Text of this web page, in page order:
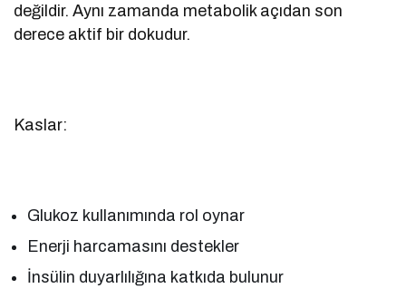
değildir. Aynı zamanda metabolik açıdan son
derece aktif bir dokudur.
Kaslar:
Glukoz kullanımında rol oynar
Enerji harcamasını destekler
İnsülin duyarlılığına katkıda bulunur